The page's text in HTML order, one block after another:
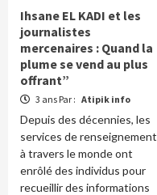
Ihsane EL KADI et les
journalistes
mercenaires : Quand la
plume se vend au plus
offrant”
3 ans Par : Atipik info
Depuis des décennies, les
services de renseignement
à travers le monde ont
enrôlé des individus pour
recueillir des informations